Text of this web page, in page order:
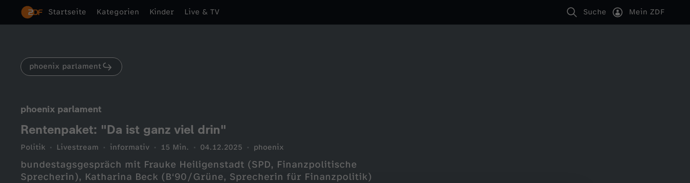
Startseite Kategorien Kinder Live & TV Suche Mein ZDF
phoenix parlament
phoenix parlament
Rentenpaket: "Da ist ganz viel drin"
Politik Livestream informativ 15 Min. 04.12.2025 phoenix
bundestagsgespräch mit Frauke Heiligenstadt (SPD, Finanzpolitische
Sprecherin), Katharina Beck (B‘90/Grüne, Sprecherin für Finanzpolitik)